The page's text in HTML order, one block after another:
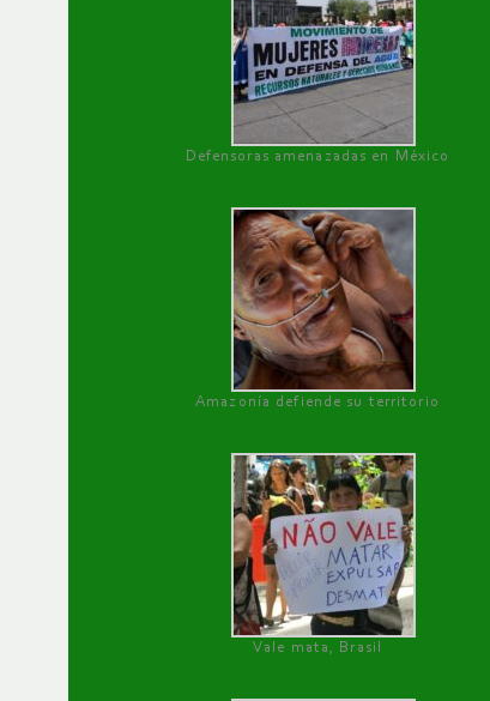
Defensoras amenazadas en México
Amazonía defiende su territorio
Vale mata, Brasil